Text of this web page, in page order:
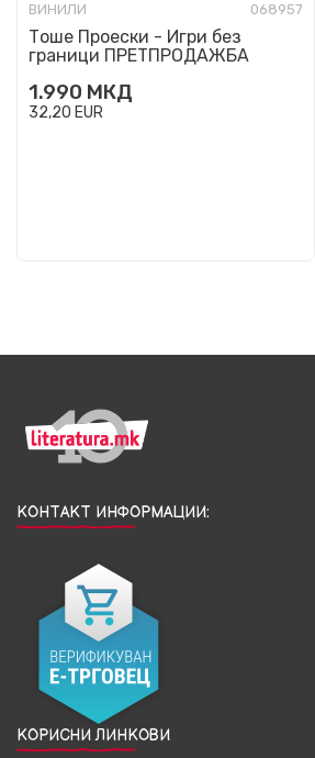
ВИНИЛИ 068957
Тоше Проески - Игри без
граници ПРЕТПРОДАЖБА
1.990 МКД
32,20 EUR
КОНТАКТ ИНФОРМАЦИИ:
КОРИСНИ ЛИНКОВИ